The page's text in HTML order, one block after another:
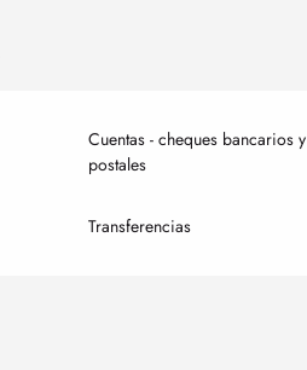
Cuentas - cheques bancarios y
postales
Transferencias